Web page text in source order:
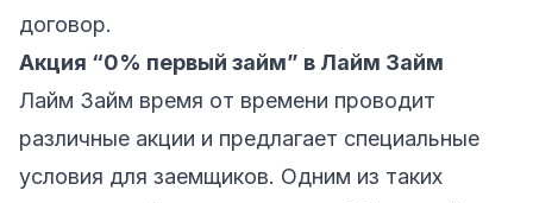
договор.
Акция “0% первый займ” в Лайм Займ
Лайм Займ время от времени проводит
различные акции и предлагает специальные
условия для заемщиков. Одним из таких